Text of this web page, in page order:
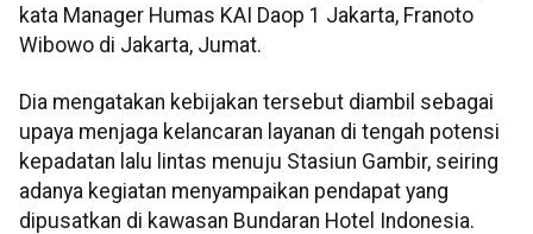
kata Manager Humas KAI Daop 1 Jakarta, Franoto
Wibowo di Jakarta, Jumat.
Dia mengatakan kebijakan tersebut diambil sebagai
upaya menjaga kelancaran layanan di tengah potensi
kepadatan lalu lintas menuju Stasiun Gambir, seiring
adanya kegiatan menyampaikan pendapat yang
dipusatkan di kawasan Bundaran Hotel Indonesia.